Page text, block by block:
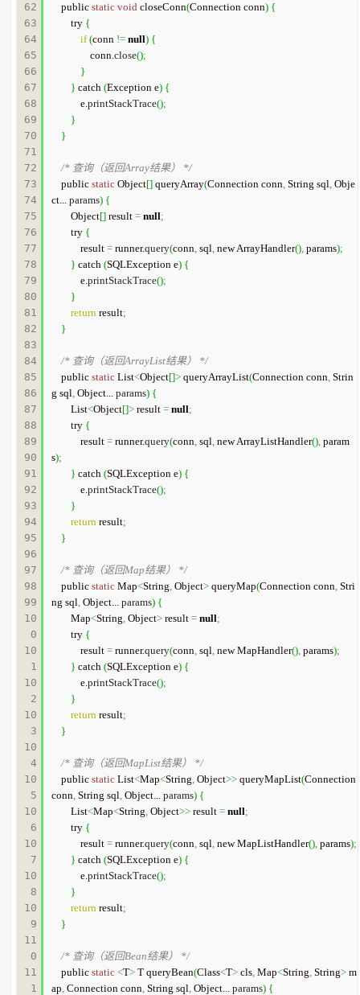
62
63
64
65
66
67
68
69
70
71
72
73
74
75
76
77
78
79
80
81
82
83
84
85
86
87
88
89
90
91
92
93
94
95
96
97
98
99
10
0
10
1
10
2
10
3
10
4
10
5
10
6
10
7
10
8
10
9
11
0
11
1
    public
static void closeConn(Connection conn) {
        try
{
if (conn != null) {
                conn.
close();
}
} catch (Exception e) {
            e.
printStackTrace();
}
}
/* 查询（返回Array结果） */
    public
static Object[] queryArray(Connection conn, String sql, Obje
ct... params) {
        Object
[] result = null;
        try
{
            result
= runner.query(conn, sql, new ArrayHandler(), params);
} catch (SQLException e) {
            e.
printStackTrace();
}
return result;
}
/* 查询（返回ArrayList结果） */
    public
static List<Object[]> queryArrayList(Connection conn, Strin
g sql, Object... params) {
        List
<Object[]> result = null;
        try
{
            result
= runner.query(conn, sql, new ArrayListHandler(), param
s);
} catch (SQLException e) {
            e.
printStackTrace();
}
return result;
}
/* 查询（返回Map结果） */
    public
static Map<String, Object> queryMap(Connection conn, Stri
ng sql, Object... params) {
        Map
<String, Object> result = null;
        try
{
            result
= runner.query(conn, sql, new MapHandler(), params);
} catch (SQLException e) {
            e.
printStackTrace();
}
return result;
}
/* 查询（返回MapList结果） */
    public
static List<Map<String, Object>> queryMapList(Connection
conn, String sql, Object... params) {
        List
<Map<String, Object>> result = null;
        try
{
            result
= runner.query(conn, sql, new MapListHandler(), params);
} catch (SQLException e) {
            e.
printStackTrace();
}
return result;
}
/* 查询（返回Bean结果） */
    public
static <T> T queryBean(Class<T> cls, Map<String, String> m
ap, Connection conn, String sql, Object... params) {